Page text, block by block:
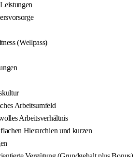
(Wellpass)
Arbeitsumfeld
Arbeitsverhältnis
Hierarchien und kurzen